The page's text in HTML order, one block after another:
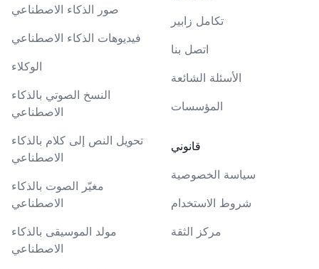
صور الذكاء الاصطناعي
فيديوهات الذكاء الاصطناعي
الوكلاء
النسخ الصوتي بالذكاء
الاصطناعي
تحويل النص إلى كلام بالذكاء
الاصطناعي
مغيّر الصوت بالذكاء
الاصطناعي
مولد الموسيقى بالذكاء
الاصطناعي
تكامل زابير
اتصل بنا
الأسئلة الشائعة
المؤسسات
قانوني
سياسة الخصوصية
شروط الاستخدام
مركز الثقة